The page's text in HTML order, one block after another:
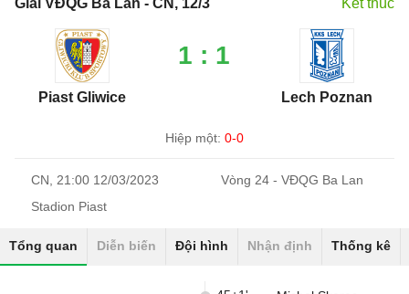
Giải VĐQG Ba Lan - CN, 12/3 Kết thúc
Piast Gliwice
1 : 1
Lech Poznan
Hiệp một: 0-0
CN, 21:00 12/03/2023
Vòng 24 - VĐQG Ba Lan
Stadion Piast
Tổng quan Diễn biến Đội hình Nhận định Thống kê